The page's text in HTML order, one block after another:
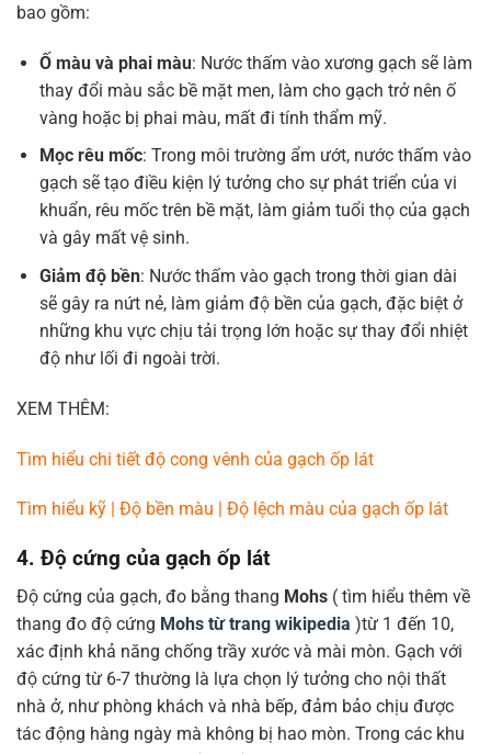
bao gồm:
Ố màu và phai màu: Nước thấm vào xương gạch sẽ làm
thay đổi màu sắc bề mặt men, làm cho gạch trở nên ố
vàng hoặc bị phai màu, mất đi tính thẩm mỹ.
Mọc rêu mốc: Trong môi trường ẩm ướt, nước thấm vào
gạch sẽ tạo điều kiện lý tưởng cho sự phát triển của vi
khuẩn, rêu mốc trên bề mặt, làm giảm tuổi thọ của gạch
và gây mất vệ sinh.
Giảm độ bền: Nước thấm vào gạch trong thời gian dài
sẽ gây ra nứt nẻ, làm giảm độ bền của gạch, đặc biệt ở
những khu vực chịu tải trọng lớn hoặc sự thay đổi nhiệt
độ như lối đi ngoài trời.
XEM THÊM:
Tìm hiểu chi tiết độ cong vênh của gạch ốp lát
Tìm hiểu kỹ | Độ bền màu | Độ lệch màu của gạch ốp lát
4. Độ cứng của gạch ốp lát
Độ cứng của gạch, đo bằng thang Mohs ( tìm hiểu thêm về
thang đo độ cứng Mohs từ trang wikipedia )từ 1 đến 10,
xác định khả năng chống trầy xước và mài mòn. Gạch với
độ cứng từ 6-7 thường là lựa chọn lý tưởng cho nội thất
nhà ở, như phòng khách và nhà bếp, đảm bảo chịu được
tác động hàng ngày mà không bị hao mòn. Trong các khu